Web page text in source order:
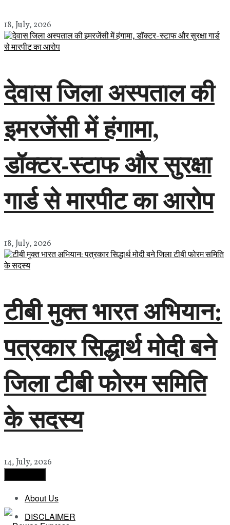
18, July, 2026
देवास जिला अस्पताल की
इमरजेंसी में हंगामा,
डॉक्टर-स्टाफ और सुरक्षा
गार्ड से मारपीट का आरोप
18, July, 2026
टीबी मुक्त भारत अभियान:
पत्रकार सिद्धार्थ मोदी बने
जिला टीबी फोरम समिति
के सदस्य
14, July, 2026
About Us
DISCLAIMER